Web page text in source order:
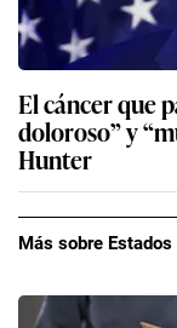
El cáncer que
doloroso” y
Hunter
Más sobre Estados